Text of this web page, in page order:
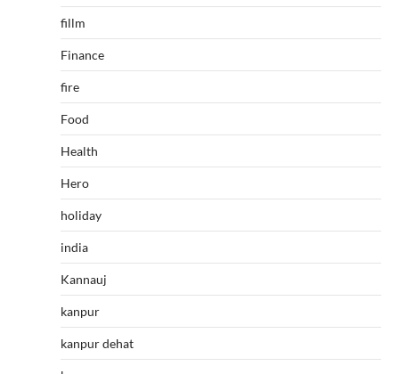
fillm
Finance
fire
Food
Health
Hero
holiday
india
Kannauj
kanpur
kanpur dehat